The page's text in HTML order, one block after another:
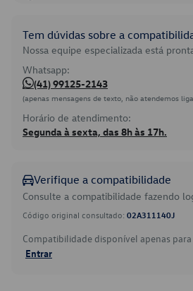
Tem dúvidas sobre a
Nossa equipe especializada está
Whatsapp:
(41) 99125-2143
(apenas mensagens de texto, não atendemos
Horário de atendimento:
Segunda à sexta, das 8h às 17h.
Verifique a compatibilidade
Consulte a compatibilidade fazendo
Código original consultado: 02A311140J
Compatibilidade disponível apenas
Entrar